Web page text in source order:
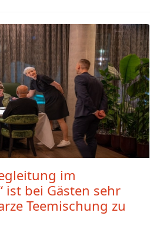
im
ist bei Gästen sehr
Teemischung zu